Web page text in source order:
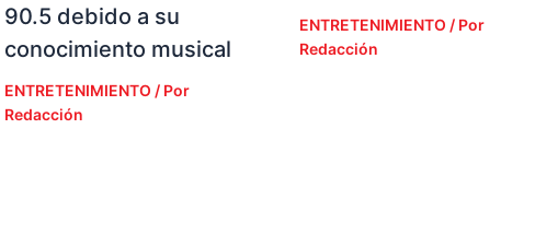
90.5 debido a su
conocimiento musical
ENTRETENIMIENTO / Por
Redacción
ENTRETENIMIENTO / Por
Redacción